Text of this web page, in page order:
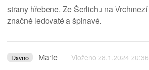
strany hřebene. Ze Šerlichu na
značně ledovaté a špinavé.
Dávno Marie Vloženo 28.1.2024 20:36